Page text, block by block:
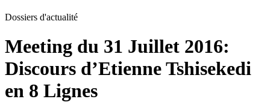
Dossiers d'actualité
Meeting du 31 Juillet 2016:
Discours d’Etienne Tshisekedi
en 8 Lignes